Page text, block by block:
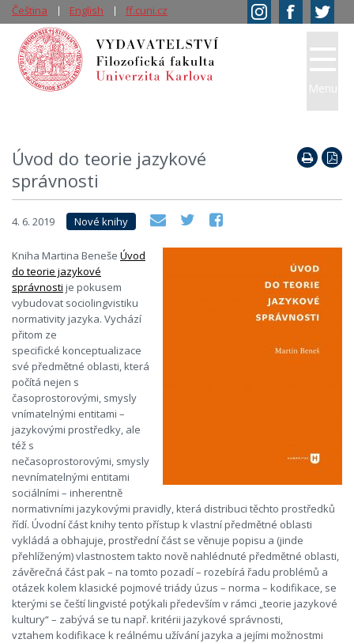
Úvod do teorie jazykové
správnosti
4. 6. 2019 Nové knihy
Kniha Martina Beneše Úvod
do teorie jazykové
správnosti je pokusem
vybudovat sociolingvistiku
normativity jazyka. Vychází
přitom ze
specifické konceptualizace
své předmětné oblasti, která
počítá nejen s
časoprostorovými, smysly
vnímatelnými entitami –
jazykovými prostředky, ale
též s
nečasoprostorovými, smysly
nevnímatelnými entitami
sociálními – inherentně
normativními jazykovými pravidly, která distribuci těchto prostředků
řídí. Úvodní část knihy tento přístup k vlastní předmětné oblasti
vykládá a obhajuje, prostřední část se věnuje popisu a (jinde
přehlíženým) vlastnostem takto nově nahlédnuté předmětné oblasti,
závěrečná část pak – na tomto pozadí – rozebírá řadu problémů a
otázek kolem klasické pojmové triády úzus – norma – kodifikace, se
kterými se čeští lingvisté potýkali především v rámci „teorie jazykové
kultury“ – zabývá se tu např. kritérii jazykové správnosti,
vztahem kodifikace k reálnému užívání jazyka a jejími možnostmi
Menu
Čeština English ff.cuni.cz